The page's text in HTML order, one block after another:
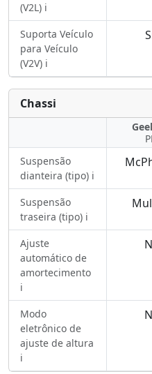
(V2L) ℹ️
Suporta Veículo
para Veículo
(V2V) ℹ️
Chassi
Suspensão
dianteira (tipo) ℹ️
Suspensão
traseira (tipo) ℹ️
Ajuste
automático de
amortecimento
ℹ️
Modo
eletrônico de
ajuste de altura
ℹ️